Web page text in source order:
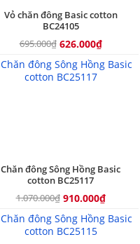
Vỏ chăn đông Basic cotton
BC24105
695.000₫ 626.000₫
Chăn đông Sông Hồng Basic
cotton BC25117
1.070.000₫ 910.000₫